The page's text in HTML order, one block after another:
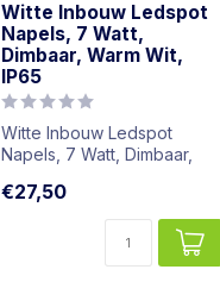
Witte Inbouw Ledspot
Napels, 7 Watt,
Dimbaar, Warm Wit,
IP65
Witte Inbouw Ledspot
Napels, 7 Watt, Dimbaar,
€27,50